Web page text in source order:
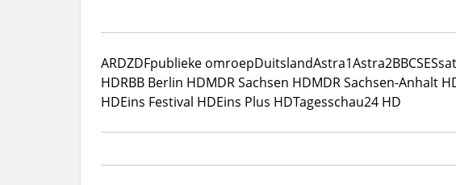
ARDZDFpublieke omroepDuitslandAstra1Astra2BBCSES
HDRBB Berlin HDMDR Sachsen HDMDR Sachsen-Anhalt
HDEins Festival HDEins Plus HDTagesschau24 HD